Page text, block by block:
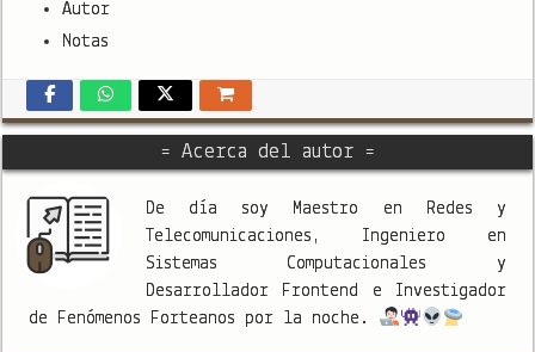
Autor
Notas
= Acerca del autor =
De día soy Maestro en Redes y
Telecomunicaciones, Ingeniero en
Sistemas Computacionales y
Desarrollador Frontend e Investigador
de Fenómenos Forteanos por la noche.